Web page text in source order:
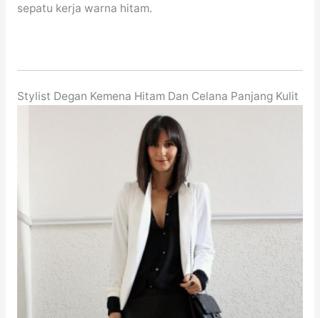
sepatu kerja warna hitam.
Stylist Degan Kemena Hitam Dan Celana Panjang Kulit